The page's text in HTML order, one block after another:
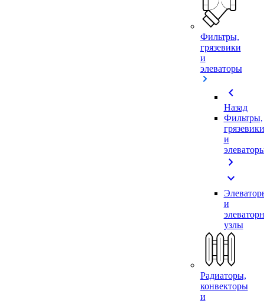
Фильтры,
грязевики
и
элеваторы
chevron_left
Назад
Фильтры,
грязевики
и
chevron_right
expand_more
и
узлы
Радиаторы,
конвекторы
и